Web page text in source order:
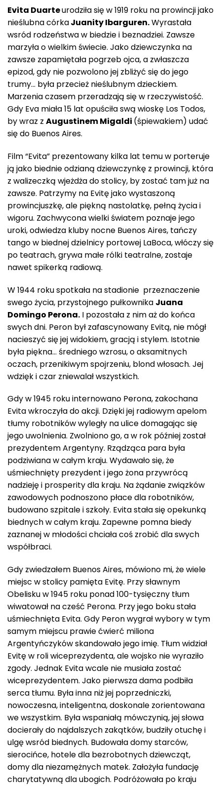
Evita Duarteurodziła się w 1919 roku na prowincji jako
nieślubna córkaJuanity Ibarguren.Wyrastała
wsród rodzeństwa w biedzie i beznadziei. Zawsze
marzyła o wielkim świecie. Jako dziewczynka na
zawsze zapamiętała pogrzeb ojca, a zwłaszcza
epizod, gdy nie pozwolono jej zbliżyć się do jego
trumy… była przecież nieślubnym dzieckiem.
Marzenia czasem przeradzają się w rzeczywistość.
Gdy Eva miała 15 lat opuściła swą wioskę Los Todos,
by wraz z Augustinem Migaldi (śpiewakiem) udać
się do Buenos Aires.
Film “Evita” prezentowany kilka lat temu w porteruje
ją jako biednie odzianą dziewczynkę z prowincji, która
z walizeczką wjeżdża do stolicy, by zostać tam już na
zawsze. Patrzymy na Evitę jako wystaszoną
prowincjuszkę, ale piękną nastolatkę, pełną życia i
wigoru. Zachwycona wielki światem poznaje jego
uroki, odwiedza kluby nocne Buenos Aires, tańczy
tango w biednej dzielnicy portowej LaBoca, włóczy się
po teatrach, grywa małe rólki teatralne, zostaje
nawet spikerką radiową.
W 1944 roku spotkała na stadionie przeznaczenie
swego życia, przystojnego pułkownika Juana
Domingo Perona. I pozostała z nim aż do końca
swych dni. Peron był zafascynowany Evitą, nie mógł
nacieszyć się jej widokiem, gracją i stylem. Istotnie
była piękna… średniego wzrosu, o aksamitnych
oczach, przenikiwym spojrzeniu, blond włosach. Jej
wdzięk i czar zniewalał wszystkich.
Gdy w 1945 roku internowano Perona, zakochana
Evita wkroczyła do akcji. Dzięki jej radiowym apelom
tłumy robotników wyległy na ulice domagając się
jego uwolnienia. Zwolniono go, a w rok później został
prezydentem Argentyny. Rządząca para była
podziwiana w całym kraju. Wydawało się, że
uśmiechnięty prezydent i jego żona przywrócą
nadzieję i prosperity dla kraju. Na żądanie związków
zawodowych podnoszono płace dla robotników,
budowano szpitale i szkoły. Evita stała się opekunką
biednych w całym kraju. Zapewne pomna biedy
zaznanej w młodości chciała coś zrobić dla swych
współbraci.
Gdy zwiedzałem Buenos Aires, mówiono mi, że wiele
miejsc w stolicy pamięta Evitę. Przy sławnym
Obelisku w 1945 roku ponad 100-tysięczny tłum
wiwatował na cześć Perona. Przy jego boku stała
uśmiechnięta Evita. Gdy Peron wygrał wybory w tym
samym miejscu prawie ćwierć miliona
Argentyńczyków skandowało jego imię. Tłum widział
Evitę w roli wiceprezydenta, ale wojsko nie wyraziło
zgody. Jednak Evita wcale nie musiała zostać
wiceprezydentem. Jako pierwsza dama podbiła
serca tłumu. Była inna niż jej poprzedniczki,
nowoczesna, inteligentna, doskonale zorientowana
we wszystkim. Była wspaniałą mówczynią, jej słowa
docierały do najdalszych zakątków, budziły otuchę i
ulgę wsród biednych. Budowała domy starców,
sierocińce, hotele dla bezrobotnych dziewcząt,
domy dla niezamężnych matek. Założyła fundację
charytatywną dla ubogich. Podróżowała po kraju